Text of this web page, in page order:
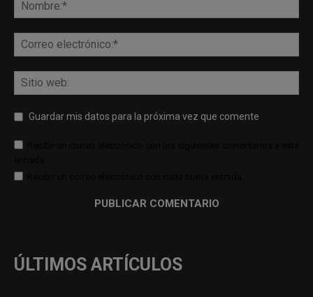
Guardar mis datos para la próxima vez que comente
ÚLTIMOS ARTÍCULOS